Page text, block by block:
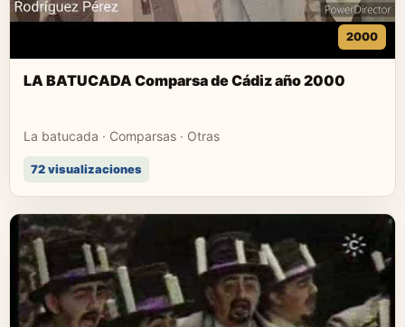
2000
LA BATUCADA Comparsa de Cádiz año 2000
La batucada · Comparsas · Otras
72 visualizaciones